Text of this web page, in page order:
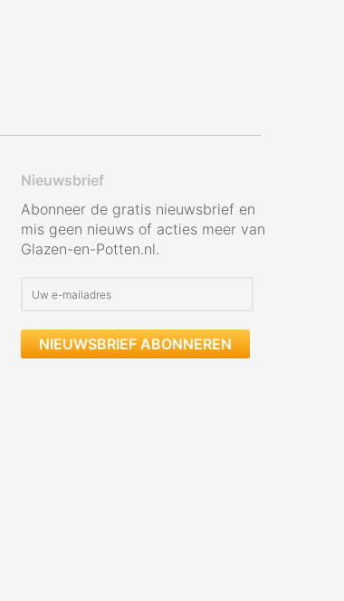
Nieuwsbrief
Abonneer de gratis nieuwsbrief en
mis geen nieuws of acties meer van
Glazen-en-Potten.nl.
NIEUWSBRIEF ABONNEREN